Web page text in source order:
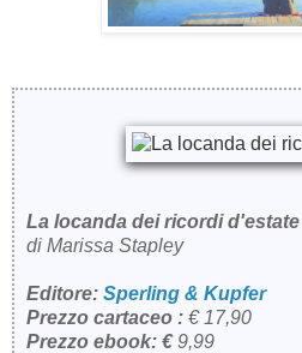
La locanda dei ricordi d'estate
di Marissa Stapley
Editore: Sperling & Kupfer
Prezzo cartaceo : € 17,90
Prezzo ebook: €9,99